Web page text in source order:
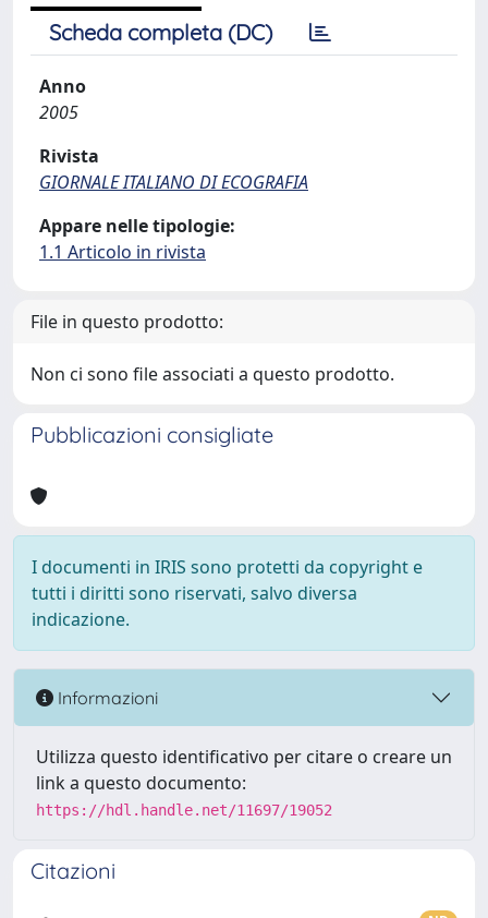
Scheda completa (DC)
Anno
2005
Rivista
GIORNALE ITALIANO DI ECOGRAFIA
Appare nelle tipologie:
1.1 Articolo in rivista
File in questo prodotto:
Non ci sono file associati a questo prodotto.
Pubblicazioni consigliate
I documenti in IRIS sono protetti da copyright e
tutti i diritti sono riservati, salvo diversa
indicazione.
Informazioni
Utilizza questo identificativo per citare o creare un
link a questo documento:
https://hdl.handle.net/11697/19052
Citazioni